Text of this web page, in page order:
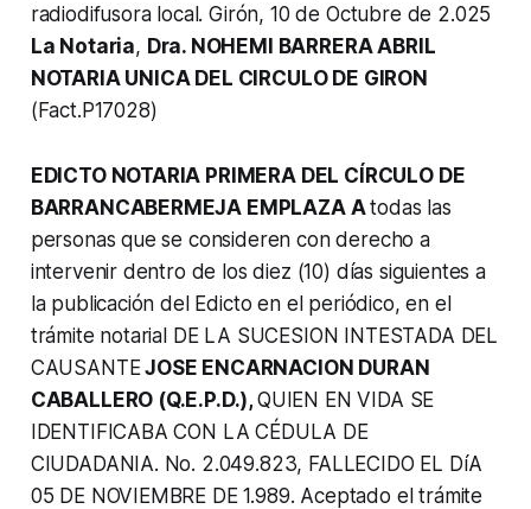
radiodifusora local. Girón, 10 de Octubre de 2.025
La Notaria, Dra. NOHEMI BARRERA ABRIL
NOTARIA UNICA DEL CIRCULO DE GIRON
(Fact.P17028)
EDICTO NOTARIA PRIMERA DEL CÍRCULO DE
BARRANCABERMEJA EMPLAZA Atodas las
personas que se consideren con derecho a
intervenir dentro de los diez (10) días siguientes a
la publicación del Edicto en el periódico, en el
trámite notarial DE LA SUCESION INTESTADA DEL
CAUSANTE JOSE ENCARNACION DURAN
CABALLERO (Q.E.P.D.),QUIEN EN VIDA SE
IDENTIFICABA CON LA CÉDULA DE
CIUDADANIA. No. 2.049.823, FALLECIDO EL DíA
05 DE NOVIEMBRE DE 1.989. Aceptado el trámite